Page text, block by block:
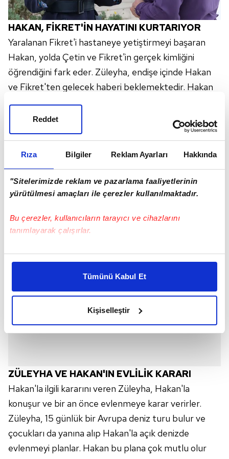
Rıza Bilgiler Reklam Ayarları Hakkında
"Sitelerimizde reklam ve pazarlama faaliyetlerinin
yürütülmesi amaçları ile çerezler kullanılmaktadır.
Bu çerezler, kullanıcıların tarayıcı ve cihazlarını
tanımlayarak çalışırlar.
Bu çerezlere izin vermeniz halinde sizlere özel
daha iyi reklam deneyimi yaşatabiliriz. Bunu yaparken
amacımızın size daha iyi bir reklam deneyimi sunmak
elimizden gelen çabayı gösterdiğimizi ve bu noktada,
takdirde, kullanıcılara hedefli reklamlar
gösterilmeyecektir."
Sizlere daha iyi bir hizmet sunabilmek için İnternet
kullanılmaktadır. Bu çerezler vasıtasıyla çeşitli kişisel
verileriniz işlenmekte olup gerekli olan çerezler bilgi
Tümünü Kabul Et
Kişiselleştir
Reddet
HAKAN, FİKRET'İN HAYATINI KURTARIYOR
Yaralanan Fikret'i hastaneye yetiştirmeyi başaran
Hakan, yolda Çetin ve Fikret'in gerçek kimliğini
öğrendiğini fark eder. Züleyha, endişe içinde Hakan
ve Fikret'ten gelecek haberi beklemektedir. Hakan
sırrının Fikret tarafından öğrenilmesinden endişelidir.
FİKRET, HAKAN'IN SIRRINI AÇIK ETMİYOR
Fikret konağa sağ salim dönünce başta Züleyha
Gümüşoğlu'yla ilgili bilgi bulamadığını söyleyerek
Hakan'ın sırrını açık etmez ve hayatını Mehmet
Kara'ya borçlu olduğunu açıklar.
ZÜLEYHA VE HAKAN'IN EVLİLİK KARARI
Hakan'la ilgili kararını veren Züleyha, Hakan'la
konuşur ve bir an önce evlenmeye karar verirler.
Züleyha, 15 günlük bir Avrupa deniz turu bulur ve
çocukları da yanına alıp Hakan'la açık denizde
evlenmeyi planlar. Hakan bu plana çok mutlu olur